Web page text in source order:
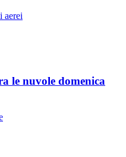
le nuvole domenica